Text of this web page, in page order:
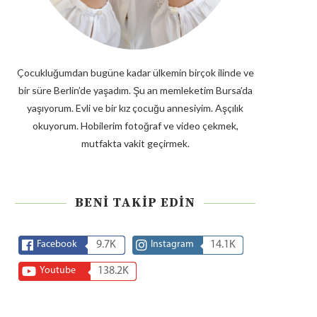
Çocukluğumdan bugüne kadar ülkemin birçok ilinde ve
bir süre Berlin’de yaşadım. Şu an memleketim Bursa’da
yaşıyorum. Evli ve bir kız çocuğu annesiyim. Aşçılık
okuyorum. Hobilerim fotoğraf ve video çekmek,
mutfakta vakit geçirmek.
BENI TAKIP EDIN
Facebook 9.7K Instagram 14.1K
Youtube 138.2K